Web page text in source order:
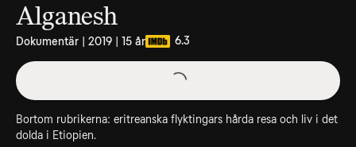
Alganesh
Dokumentär | 2019 | 15 år 6.3
Bortom rubrikerna: eritreanska flyktingars hårda resa och liv i det
dolda i Etiopien.